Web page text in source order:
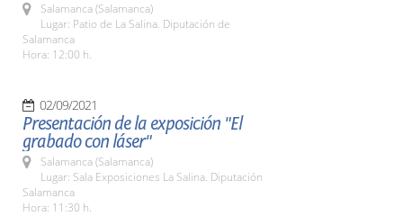
Salamanca (Salamanca)
Lugar: Patio de La Salina. Diputación de
Salamanca
Hora: 12:00 h.
02/09/2021
Presentación de la exposición "El
grabado con láser"
Salamanca (Salamanca)
Lugar: Sala Exposiciones La Salina. Diputación
Salamanca
Hora: 11:30 h.